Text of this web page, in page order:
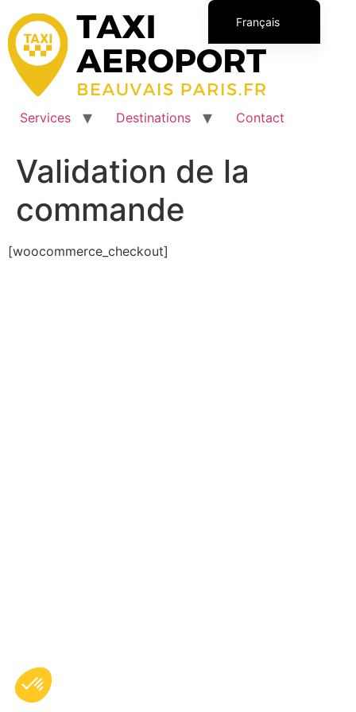
au
contenu
Services Destinations Contact
Validation de la
commande
[woocommerce_checkout]
Français
English (UK)
Italiano
Polski